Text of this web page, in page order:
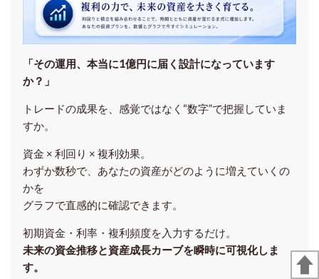
「その運用、本当に1億円に届く設計になっています
か？」
トレードの成果を、感覚ではなく“数字”で把握していま
すか。
資金 × 利回り × 複利効果。
わずか数秒で、あなたの資産がどのように増えていくの
かを
グラフで直感的に確認できます。
初期資金・利率・複利頻度を入力するだけ。
未来の資金推移と資産成長カーブを瞬時に可視化しま
す。